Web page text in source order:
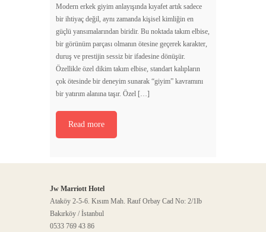
Modern erkek giyim anlayışında kıyafet artık sadece
bir ihtiyaç değil, aynı zamanda kişisel kimliğin en
güçlü yansımalarından biridir. Bu noktada takım elbise,
bir görünüm parçası olmanın ötesine geçerek karakter,
duruş ve prestijin sessiz bir ifadesine dönüşür.
Özellikle özel dikim takım elbise, standart kalıpların
çok ötesinde bir deneyim sunarak “giyim” kavramını
bir yatırım alanına taşır. Özel […]
Read more
Jw Marriott Hotel
Ataköy 2-5-6. Kısım Mah. Rauf Orbay Cad No: 2/1lb
Bakırköy / İstanbul
0533 769 43 86